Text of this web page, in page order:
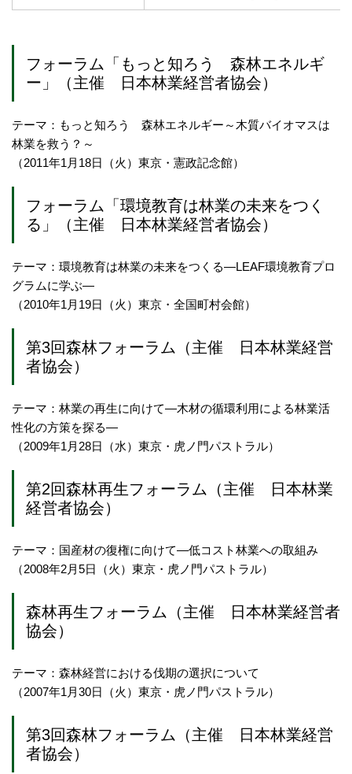
フォーラム「もっと知ろう 森林エネルギ
ー」（主催 日本林業経営者協会）
テーマ：もっと知ろう 森林エネルギー～木質バイオマスは
林業を救う？～
（2011年1月18日（火）東京・憲政記念館）
フォーラム「環境教育は林業の未来をつく
る」（主催 日本林業経営者協会）
テーマ：環境教育は林業の未来をつくる―LEAF環境教育プロ
グラムに学ぶ―
（2010年1月19日（火）東京・全国町村会館）
第3回森林フォーラム（主催 日本林業経営
者協会）
テーマ：林業の再生に向けて―木材の循環利用による林業活
性化の方策を探る―
（2009年1月28日（水）東京・虎ノ門パストラル）
第2回森林再生フォーラム（主催 日本林業
経営者協会）
テーマ：国産材の復権に向けて―低コスト林業への取組み
（2008年2月5日（火）東京・虎ノ門パストラル）
森林再生フォーラム（主催 日本林業経営者
協会）
テーマ：森林経営における伐期の選択について
（2007年1月30日（火）東京・虎ノ門パストラル）
第3回森林フォーラム（主催 日本林業経営
者協会）